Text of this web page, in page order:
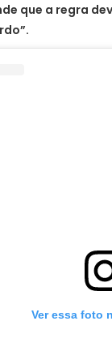
que a regra
Ver essa foto